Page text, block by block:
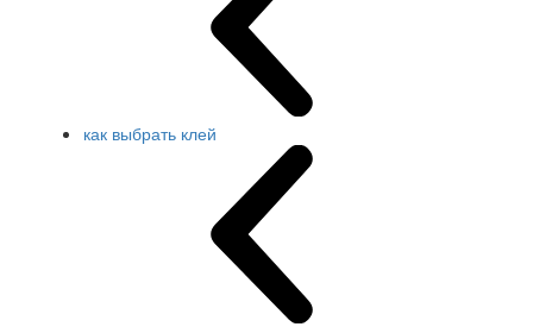
как выбрать клей